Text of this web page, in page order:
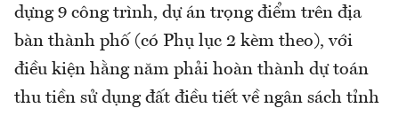
dựng 9 công trình, dự án trọng điểm trên địa
bàn thành phố (có Phụ lục 2 kèm theo), với
điều kiện hằng năm phải hoàn thành dự toán
thu tiền sử dụng đất điều tiết về ngân sách tỉnh